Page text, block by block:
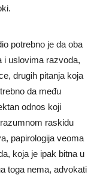
potrebno je da oba
i uslovima razvoda,
drugih pitanja koja
da među
odnos koji
raskidu
papirologija veoma
koja je ipak bitna u
toga nema, advokati